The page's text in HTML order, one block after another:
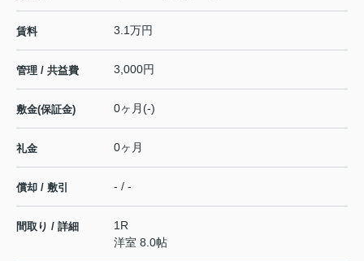
賃料 3.1万円
管理 / 共益費 3,000円
敷金(保証金) 0ヶ月(-)
礼金 0ヶ月
償却 / 敷引 - / -
間取り / 詳細
1R
洋室 8.0帖